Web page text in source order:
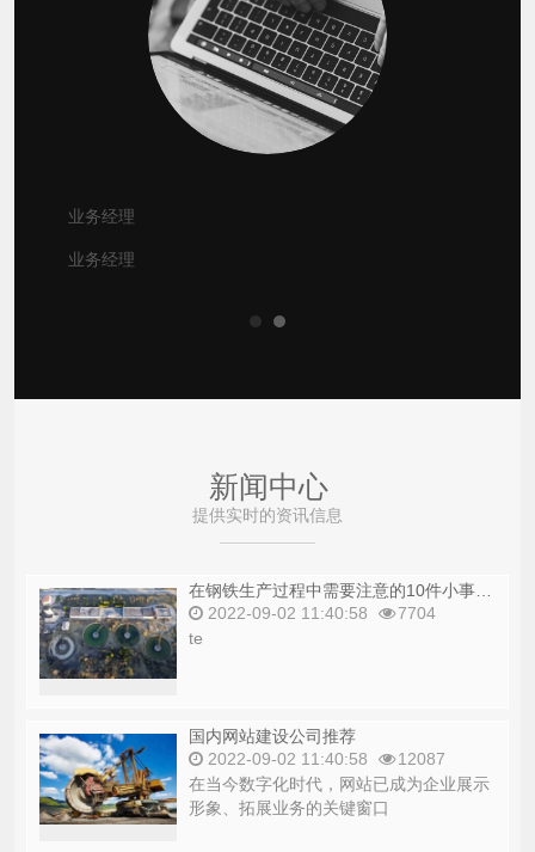
业务经理
业务经理
新闻中心
提供实时的资讯信息
2022-09-02 11:40:58
7704
te
国内网站建设公司推荐
2022-09-02 11:40:58
12087
在当今数字化时代，网站已成为企业展示
形象、拓展业务的关键窗口